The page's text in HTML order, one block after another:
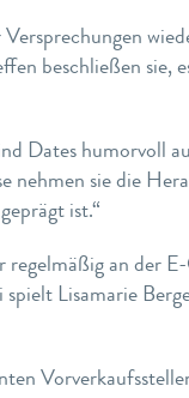
beschließen sie,
Dates humorvoll
sie die
ist.“
an der
Lisamarie